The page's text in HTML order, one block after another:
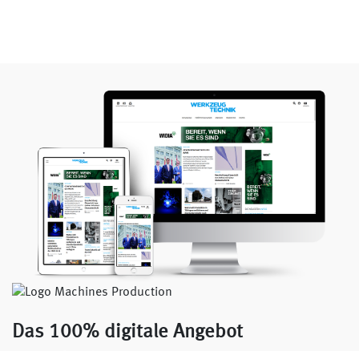
Das 100% digitale Angebot